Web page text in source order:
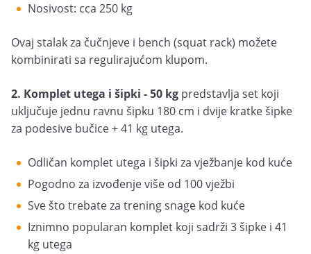
Nosivost: cca 250 kg
Ovaj stalak za čučnjeve i bench (squat rack) možete
kombinirati sa regulirajućom klupom.
2. Komplet utega i šipki - 50 kg predstavlja set koji
uključuje jednu ravnu šipku 180 cm i dvije kratke šipke
za podesive bučice + 41 kg utega.
Odličan komplet utega i šipki za vježbanje kod kuće
Pogodno za izvođenje više od 100 vježbi
Sve što trebate za trening snage kod kuće
Iznimno popularan komplet koji sadrži 3 šipke i 41
kg utega